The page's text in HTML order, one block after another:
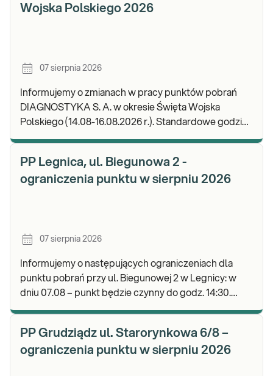
Wojska Polskiego 2026
07 sierpnia 2026
Informujemy o zmianach w pracy punktów pobrań
DIAGNOSTYKA S. A. w okresie Święta Wojska
Polskiego (14.08-16.08.2026 r.). Standardowe godziny
PP Legnica, ul. Biegunowa 2 -
ograniczenia punktu w sierpniu 2026
07 sierpnia 2026
Informujemy o następujących ograniczeniach dla
punktu pobrań przy ul. Biegunowej 2 w Legnicy: w
dniu 07.08 – punkt będzie czynny do godz. 14:30.
PP Grudziądz ul. Starorynkowa 6/8 –
ograniczenia punktu w sierpniu 2026